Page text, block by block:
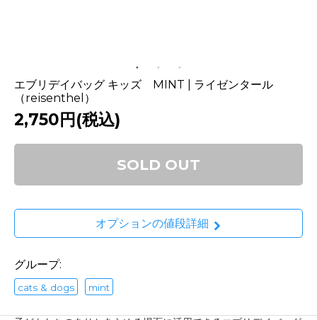
エブリデイバッグ キッズ MINT | ライゼンタール
（reisenthel）
2,750円(税込)
SOLD OUT
オプションの値段詳細
グループ:
cats & dogs mint